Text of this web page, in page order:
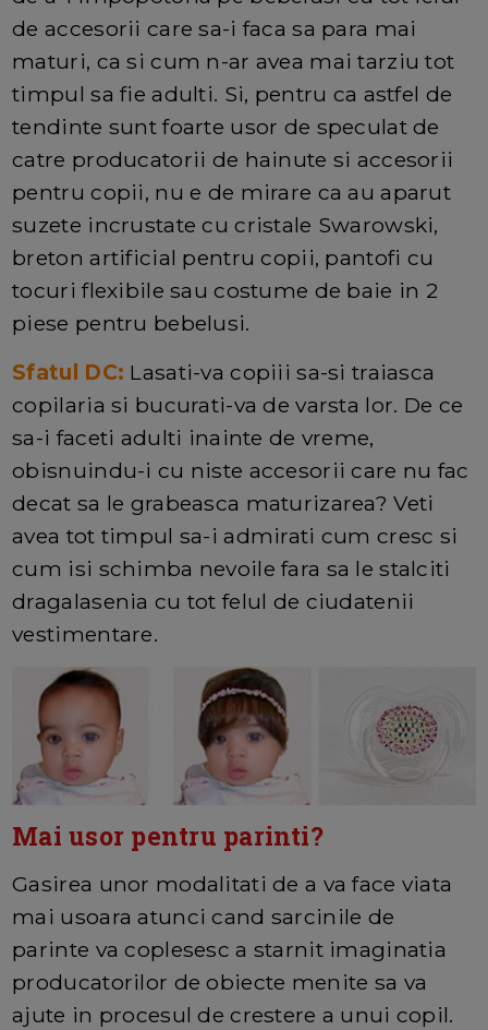
de accesorii care sa-i faca sa para mai
maturi, ca si cum n-ar avea mai tarziu tot
timpul sa fie adulti. Si, pentru ca astfel de
tendinte sunt foarte usor de speculat de
catre producatorii de hainute si accesorii
pentru copii, nu e de mirare ca au aparut
suzete incrustate cu cristale Swarowski,
breton artificial pentru copii, pantofi cu
tocuri flexibile sau costume de baie in 2
piese pentru bebelusi.
Sfatul DC: Lasati-va copiii sa-si traiasca
copilaria si bucurati-va de varsta lor. De ce
sa-i faceti adulti inainte de vreme,
obisnuindu-i cu niste accesorii care nu fac
decat sa le grabeasca maturizarea? Veti
avea tot timpul sa-i admirati cum cresc si
cum isi schimba nevoile fara sa le stalciti
dragalasenia cu tot felul de ciudatenii
vestimentare.
Mai usor pentru parinti?
Gasirea unor modalitati de a va face viata
mai usoara atunci cand sarcinile de
parinte va coplesesc a starnit imaginatia
producatorilor de obiecte menite sa va
ajute in procesul de crestere a unui copil.